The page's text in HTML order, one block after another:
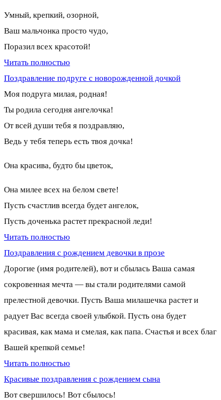
Умный, крепкий, озорной,
Ваш мальчонка просто чудо,
Поразил всех красотой!
Читать полностью
Поздравление подруге с новорожденной дочкой
Моя подруга милая, родная!
Ты родила сегодня ангелочка!
От всей души тебя я поздравляю,
Ведь у тебя теперь есть твоя дочка!
Она красива, будто бы цветок,
Она милее всех на белом свете!
Пусть счастлив всегда будет ангелок,
Пусть доченька растет прекрасной леди!
Читать полностью
Поздравления с рождением девочки в прозе
Дорогие (имя родителей), вот и сбылась Ваша самая
сокровенная мечта — вы стали родителями самой
прелестной девочки. Пусть Ваша милашечка растет и
радует Вас всегда своей улыбкой. Пусть она будет
красивая, как мама и смелая, как папа. Счастья и всех благ
Вашей крепкой семье!
Читать полностью
Красивые поздравления с рождением сына
Вот свершилось! Вот сбылось!